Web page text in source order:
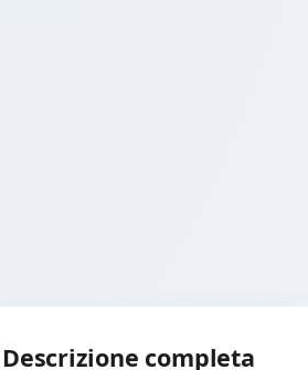
Descrizione completa